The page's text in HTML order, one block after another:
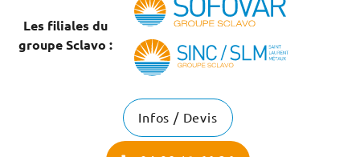
Les filiales du
groupe Sclavo :
Infos / Devis